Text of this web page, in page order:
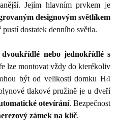
Jejím hlavním prvkem je
designovým světlíkem
dostatek denního světla.
dvoukřídlé nebo jednokřídlé s
lze montovat vždy do kterékoliv
být od velikosti domku H4
tlakové pružině je u dveří
otevírání. Bezpečnost
zámek na klíč.